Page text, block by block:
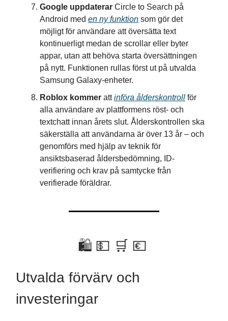
Google uppdaterar Circle to Search på
Android med en ny funktion som gör det
möjligt för användare att översätta text
kontinuerligt medan de scrollar eller byter
appar, utan att behöva starta översättningen
på nytt. Funktionen rullas först ut på utvalda
Samsung Galaxy-enheter.
Roblox kommer attinföra ålderskontroll för
alla användare av plattformens röst- och
textchatt innan årets slut. Ålderskontrollen ska
säkerställa att användarna är över 13 år – och
genomförs med hjälp av teknik för
ansiktsbaserad åldersbedömning, ID-
verifiering och krav på samtycke från
verifierade föräldrar.
🛍 💵 🛒 💶
Utvalda förvärv och
investeringar